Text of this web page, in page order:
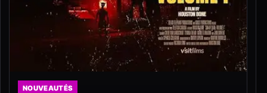
NOUVEAUTÉS